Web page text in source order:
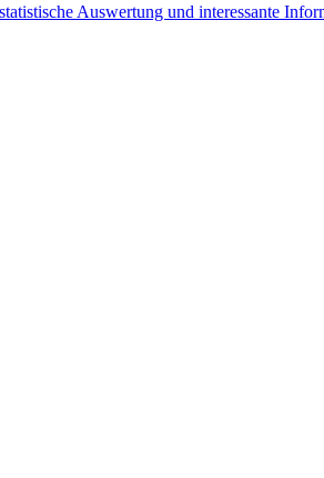
Auswertung und interessante